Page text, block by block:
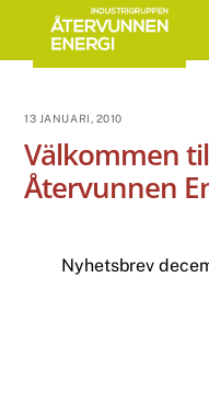
content
13 JANUARI, 2010
Välkommen
Återvunnen
Nyhetsbrev